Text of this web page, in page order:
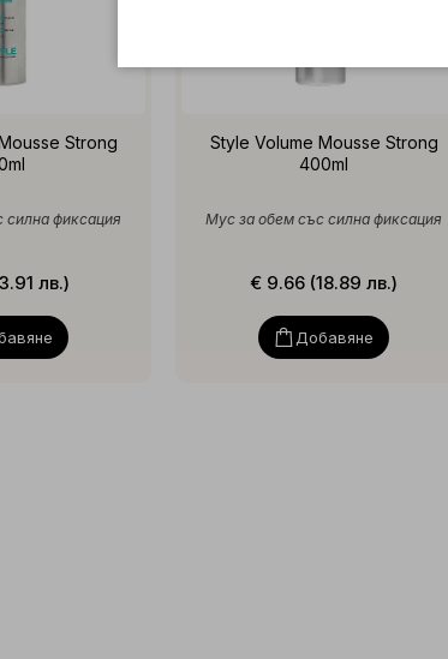
Strong
фиксация
лв.)
Style Volume Mousse Strong
400ml
Мус за обем със силна фиксация
€ 9.66 (18.89 лв.)
Добавяне